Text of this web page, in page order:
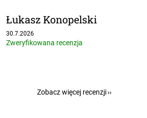
Łukasz Konopelski
Ocena sklepu to 5 na 5 gwiazdek.
30.7.2026
Zweryfikowana recenzja
Zobacz więcej recenzji